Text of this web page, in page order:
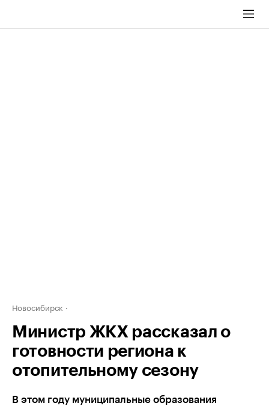
Новосибирск
Министр ЖКХ рассказал о
готовности региона к
отопительному сезону
В этом году муниципальные образования